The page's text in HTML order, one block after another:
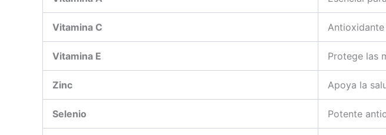
Vitamina C
Vitamina E Protege las
Zinc Apoya la
Selenio Potente